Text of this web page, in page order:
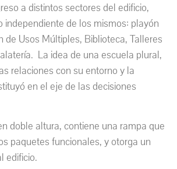
a distintos sectores del edificio,
independiente de los mismos: playón
de Usos Múltiples, Biblioteca, Talleres
La idea de una escuela plural,
relaciones con su entorno y la
en el eje de las decisiones
doble altura, contiene una rampa que
paquetes funcionales, y otorga un
edificio.